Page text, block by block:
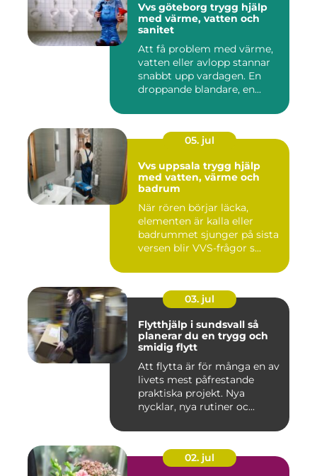
Vvs göteborg trygg hjälp
med värme, vatten och
sanitet
Att få problem med värme,
vatten eller avlopp stannar
snabbt upp vardagen. En
droppande blandare, en...
05. jul
Vvs uppsala trygg hjälp
med vatten, värme och
badrum
När rören börjar läcka,
elementen är kalla eller
badrummet sjunger på sista
versen blir VVS-frågor s...
03. jul
Flytthjälp i sundsvall så
planerar du en trygg och
smidig flytt
Att flytta är för många en av
livets mest påfrestande
praktiska projekt. Nya
nycklar, nya rutiner oc...
02. jul